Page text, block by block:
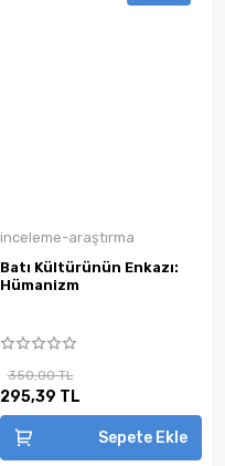
inceleme-araştırma
Batı Kültürünün Enkazı:
Hümanizm
350,00 TL
295,39 TL
Sepete Ekle